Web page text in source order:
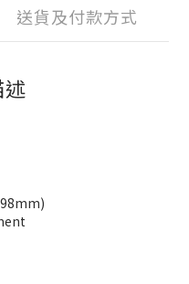
送貨及付款方式